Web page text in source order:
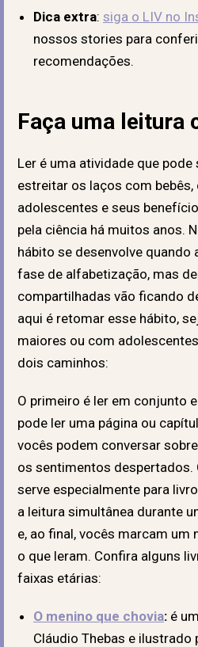
Dica extra: siga o LIV no
nossos stories para
recomendações.
Faça uma leitura
Ler é uma atividade que pode
estreitar os laços com bebês,
adolescentes e seus
pela ciência há muitos anos.
hábito se desenvolve quando
fase de alfabetização, mas
compartilhadas vão ficando
aqui é retomar esse hábito,
maiores ou com
dois caminhos:
O primeiro é ler em conjunto
pode ler uma página ou
vocês podem conversar
os sentimentos despertados.
serve especialmente para
a leitura simultânea durante
e, ao final, vocês marcam um
o que leram. Confira alguns
faixas etárias:
O menino que chovia: é
Cláudio Thebas e ilustrado